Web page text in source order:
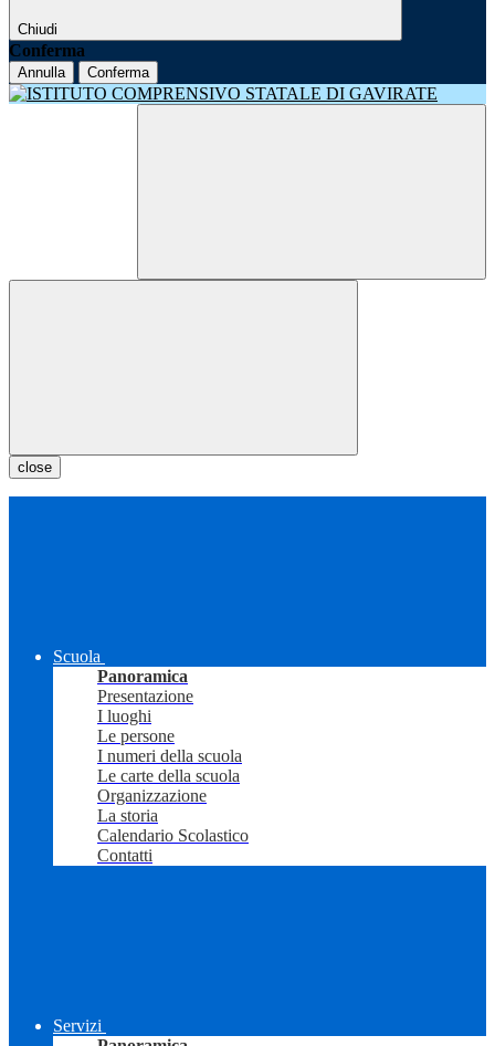
Chiudi
Conferma
Annulla Conferma
close
Scuola
Panoramica
Presentazione
I luoghi
Le persone
I numeri della scuola
Le carte della scuola
Organizzazione
La storia
Calendario Scolastico
Contatti
Servizi